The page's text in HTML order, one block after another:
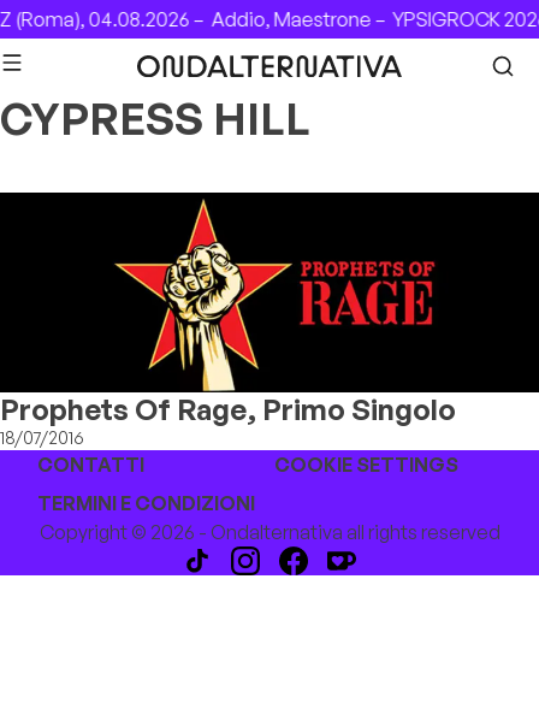
Skip to content
(Roma), 04.08.2026 – Addio, Maestrone – YPSIGROCK
CYPRESS HILL
Prophets Of Rage, Primo Singolo
18/07/2016
CONTATTI
COOKIE SETTINGS
TERMINI E CONDIZIONI
Copyright © 2026 - Ondalternativa all rights reserved